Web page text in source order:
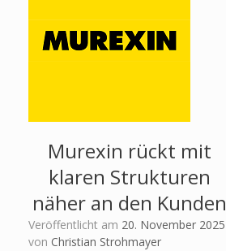
Murexin rückt mit
klaren Strukturen
näher an den Kunden
Veröffentlicht am 20. November 2025
von Christian Strohmayer